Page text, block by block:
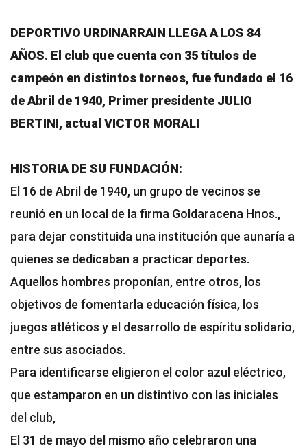
DEPORTIVO URDINARRAIN LLEGA A LOS 84
AÑOS. El club que cuenta con 35 títulos de
campeón en distintos torneos, fue fundado el 16
de Abril de 1940, Primer presidente JULIO
BERTINI, actual VICTOR MORALI
HISTORIA DE SU FUNDACIÓN:
El 16 de Abril de 1940, un grupo de vecinos se
reunió en un local de la firma Goldaracena Hnos.,
para dejar constituida una institución que aunaría a
quienes se dedicaban a practicar deportes.
Aquellos hombres proponían, entre otros, los
objetivos de fomentarla educación física, los
juegos atléticos y el desarrollo de espíritu solidario,
entre sus asociados.
Para identificarse eligieron el color azul eléctrico,
que estamparon en un distintivo con las iniciales
del club,
El 31 de mayo del mismo año celebraron una